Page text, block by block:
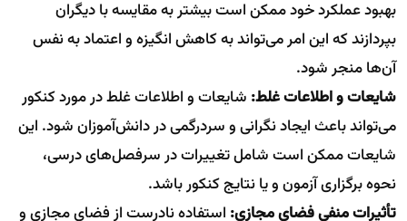
بهبود عملکرد خود ممکن است بیشتر به مقایسه با دیگران
بپردازند که این امر می‌تواند به کاهش انگیزه و اعتماد به نفس
آن‌ها منجر شود.
شایعات و اطلاعات غلط: شایعات و اطلاعات غلط در مورد کنکور
می‌تواند باعث ایجاد نگرانی و سردرگمی در دانش‌آموزان شود. این
شایعات ممکن است شامل تغییرات در سرفصل‌های درسی،
نحوه برگزاری آزمون و یا نتایج کنکور باشد.
تأثیرات منفی فضای مجازی: استفاده نادرست از فضای مجازی و